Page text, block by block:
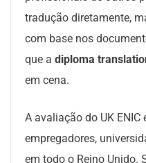
tradução diretamente,
com base nos
que a diploma
em cena.
A avaliação do UK
empregadores,
em todo o Reino Unido.